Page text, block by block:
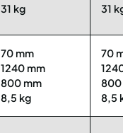
31 kg 31
70 mm
1240 mm
800 mm
8,5 kg
70
800
8,5